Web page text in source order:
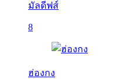
มัลดีฟส์
8
ฮ่องกง